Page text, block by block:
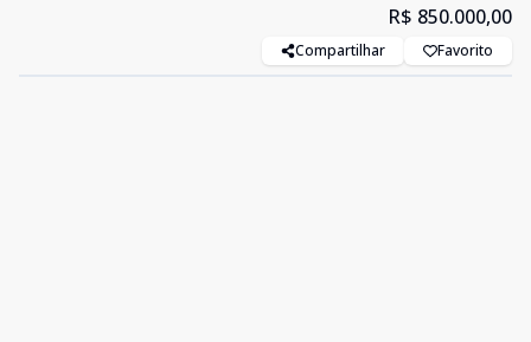
R$ 850.000,00
Compartilhar Favorito